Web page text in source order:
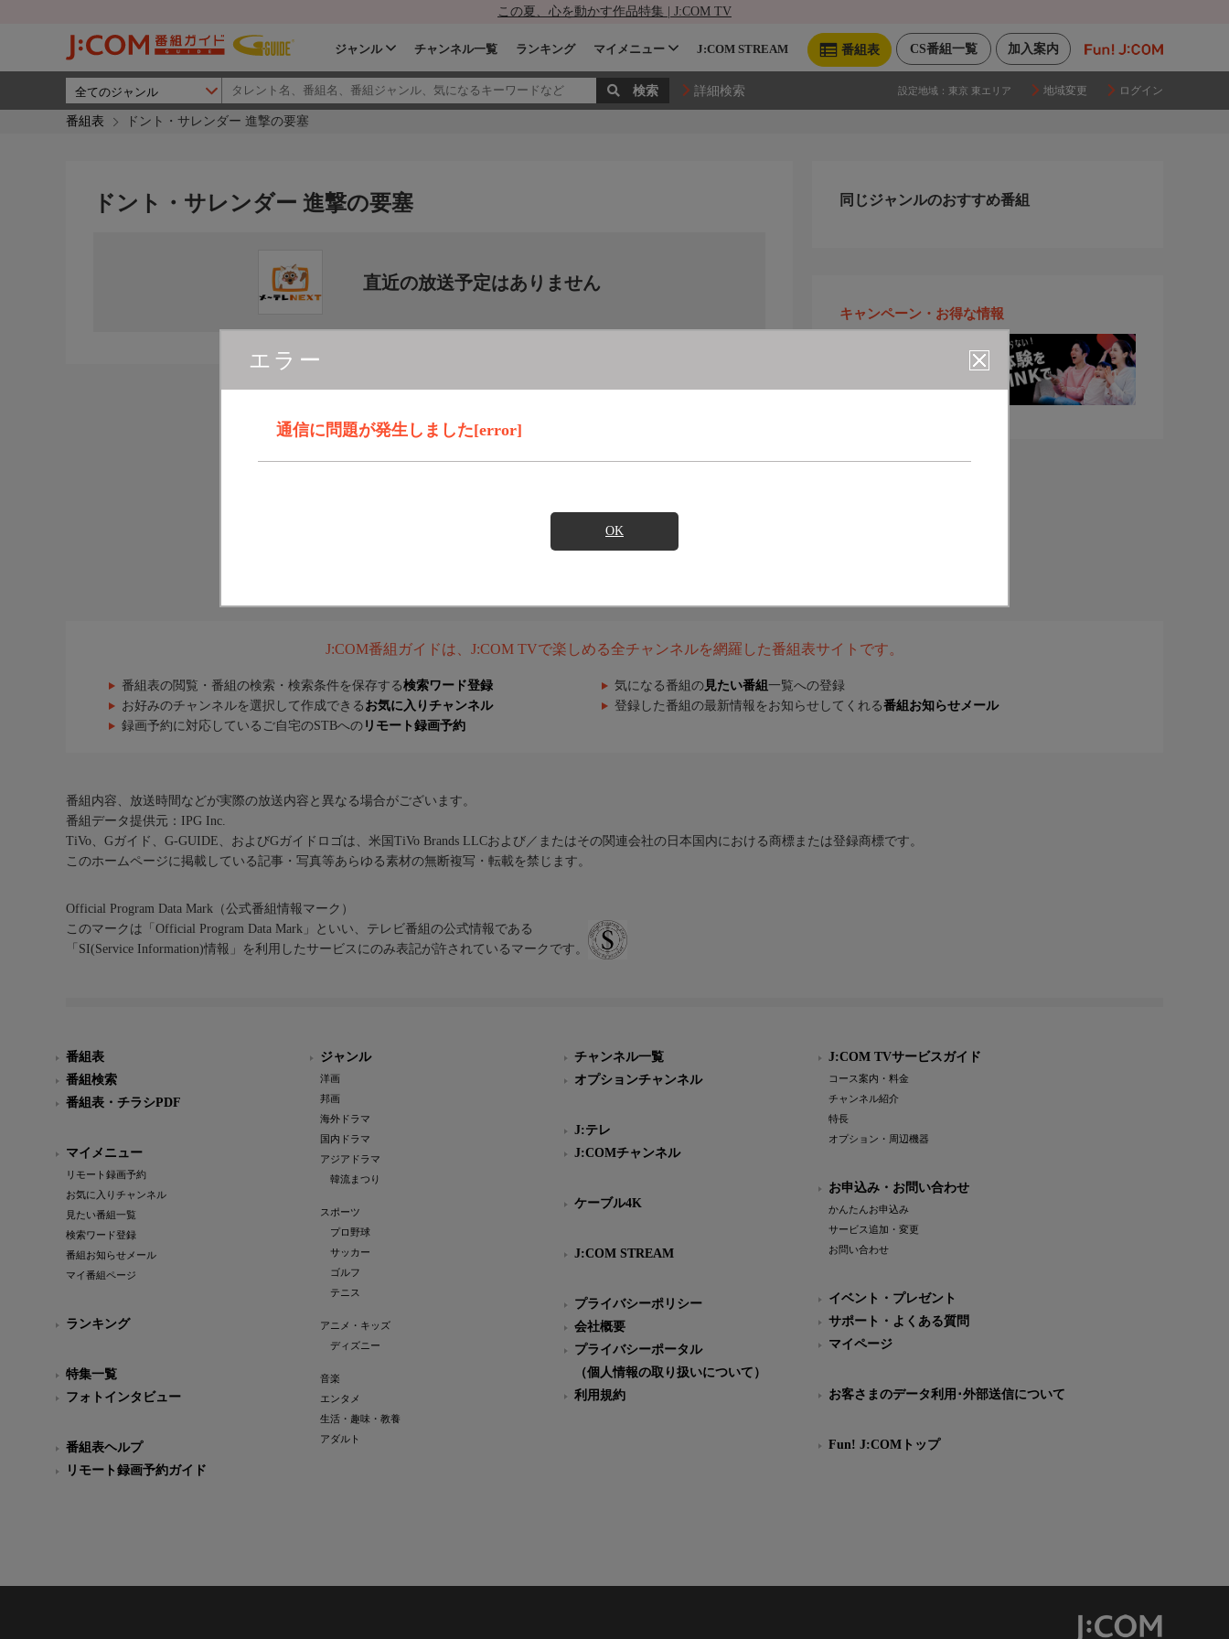
この夏、心を動かす作品特集 | J:COM TV
加入案内
CS番組一覧
番組表
ジャンル チャンネル一覧 ランキング マイメニュー J:COM STREAM
詳細検索 設定地域： 東京 東エリア 地域変更 ログイン
番組表 ドント・サレンダー 進撃の要塞
エラー
通信に問題が発生しました[error]
OK
ドント・サレンダー 進撃の要塞
直近の放送予定はありません
同じジャンルのおすすめ番組
キャンペーン・お得な情報
J:COM番組ガイドは、J:COM TVで楽しめる全チャンネルを網羅した番組表サイトです。
番組表の閲覧・番組の検索・検索条件を保存する検索ワード登録 気になる番組の 見たい番組 一覧への登録
お好みのチャンネルを選択して作成できる お気に入りチャンネル 登録した番組の最新情報をお知らせしてくれる番組お知らせメール
録画予約に対応しているご自宅のSTBへの リモート録画予約
番組内容、放送時間などが実際の放送内容と異なる場合がございます。
番組データ提供元：IPG Inc.
TiVo、Gガイド、G-GUIDE、およびGガイドロゴは、米国TiVo Brands LLCおよび／またはその関連会社の日本国内における商標または登録商標です。
このホームページに掲載している記事・写真等あらゆる素材の無断複写・転載を禁じます。
Official Program Data Mark（公式番組情報マーク）
このマークは「Official Program Data Mark」といい、テレビ番組の公式情報である
「SI(Service Information)情報」を利用したサービスにのみ表記が許されているマークです。
番組表
番組検索
番組表・チラシPDF
マイメニュー
リモート録画予約
お気に入りチャンネル
見たい番組一覧
検索ワード登録
番組お知らせメール
マイ番組ページ
ランキング
特集一覧
フォトインタビュー
番組表ヘルプ
リモート録画予約ガイド
ジャンル
洋画
邦画
海外ドラマ
国内ドラマ
アジアドラマ
韓流まつり
スポーツ
プロ野球
サッカー
ゴルフ
テニス
アニメ・キッズ
ディズニー
音楽
エンタメ
生活・趣味・教養
アダルト
チャンネル一覧
オプションチャンネル
J:テレ
J:COMチャンネル
ケーブル4K
J:COM STREAM
プライバシーポリシー
会社概要
プライバシーポータル
（個人情報の取り扱いについて）
利用規約
J:COM TVサービスガイド
コース案内・料金
チャンネル紹介
特長
オプション・周辺機器
お申込み・お問い合わせ
かんたんお申込み
サービス追加・変更
お問い合わせ
イベント・プレゼント
サポート・よくある質問
マイページ
お客さまのデータ利用･外部送信について
Fun! J:COMトップ